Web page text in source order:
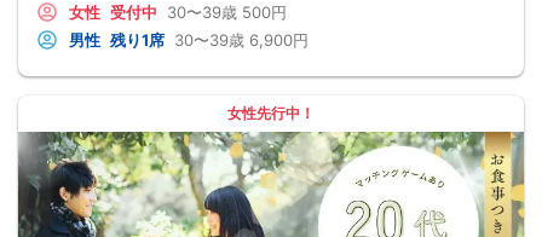
女性 受付中 30〜39歳 500円
男性 残り1席 30〜39歳 6,900円
女性先行中！